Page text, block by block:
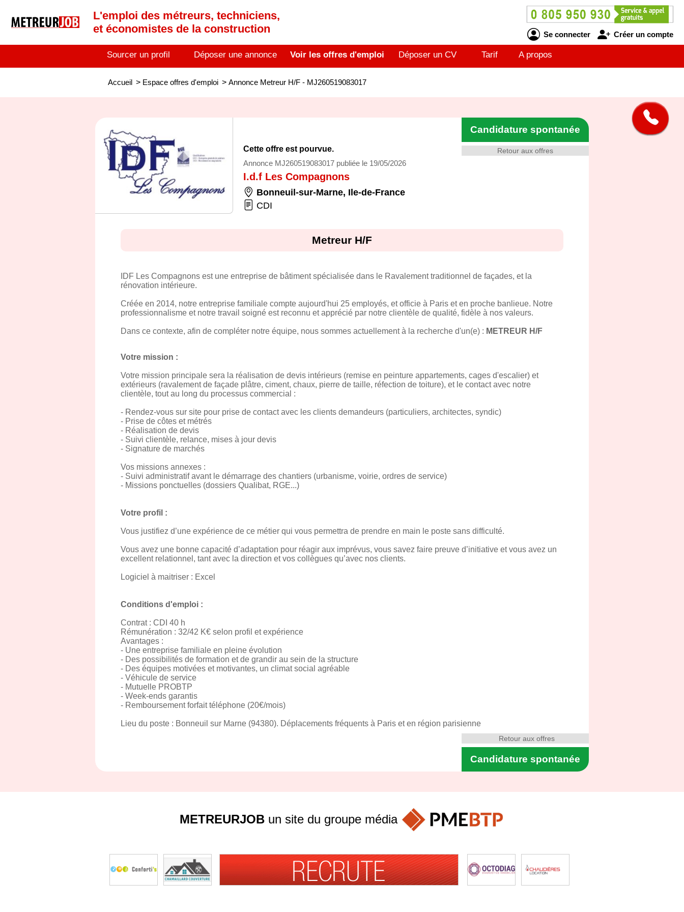
L'emploi des métreurs, techniciens,
et économistes de la construction
Se connecter Créer un compte
Sourcer un profil Déposer une annonce Voir les offres d'emploi Déposer un CV Tarif A propos
Accueil > Espace offres d'emploi > Annonce Metreur H/F - MJ260519083017
Retour aux offres
Candidature spontanée
Cette offre est pourvue.
Annonce MJ260519083017 publiée le 19/05/2026
I.d.f Les Compagnons
Bonneuil-sur-Marne, Ile-de-France
CDI
Metreur H/F
IDF Les Compagnons est une entreprise de bâtiment spécialisée dans le Ravalement traditionnel de façades, et la
rénovation intérieure.
Créée en 2014, notre entreprise familiale compte aujourd'hui 25 employés, et officie à Paris et en proche banlieue. Notre
professionnalisme et notre travail soigné est reconnu et apprécié par notre clientèle de qualité, fidèle à nos valeurs.
Dans ce contexte, afin de compléter notre équipe, nous sommes actuellement à la recherche d'un(e) : METREUR H/F
Votre mission :
Votre mission principale sera la réalisation de devis intérieurs (remise en peinture appartements, cages d'escalier) et
extérieurs (ravalement de façade plâtre, ciment, chaux, pierre de taille, réfection de toiture), et le contact avec notre
clientèle, tout au long du processus commercial :
- Rendez-vous sur site pour prise de contact avec les clients demandeurs (particuliers, architectes, syndic)
- Prise de côtes et métrés
- Réalisation de devis
- Suivi clientèle, relance, mises à jour devis
- Signature de marchés
Vos missions annexes :
- Suivi administratif avant le démarrage des chantiers (urbanisme, voirie, ordres de service)
- Missions ponctuelles (dossiers Qualibat, RGE...)
Votre profil :
Vous justifiez d’une expérience de ce métier qui vous permettra de prendre en main le poste sans difficulté.
Vous avez une bonne capacité d’adaptation pour réagir aux imprévus, vous savez faire preuve d’initiative et vous avez un
excellent relationnel, tant avec la direction et vos collègues qu’avec nos clients.
Logiciel à maitriser : Excel
Conditions d'emploi :
Contrat : CDI 40 h
Rémunération : 32/42 K€ selon profil et expérience
Avantages :
- Une entreprise familiale en pleine évolution
- Des possibilités de formation et de grandir au sein de la structure
- Des équipes motivées et motivantes, un climat social agréable
- Véhicule de service
- Mutuelle PROBTP
- Week-ends garantis
- Remboursement forfait téléphone (20€/mois)
Lieu du poste : Bonneuil sur Marne (94380). Déplacements fréquents à Paris et en région parisienne
Candidature spontanée
Retour aux offres
METREURJOB un site du groupe média